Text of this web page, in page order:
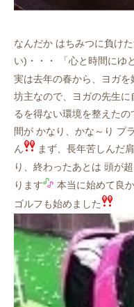
なんだか はちみつに負け
い)・・・ 「心と時間にゆ
実は去年の春から、ヨガ
坊主なので、ヨガの先生
るを得ない環境を整えた
間が かなり、かな～り プ
ん
まず、長年苦しんだ
り、終わったあとは 頭が
ります
本当に始めて良
ゴルフも始めました